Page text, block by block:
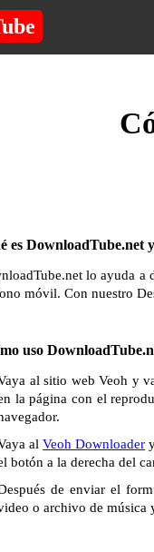
es DownloadTube.net
lo ayuda a
móvil. Con nuestro
uso
al sitio web Veoh y
la página con el
alVeoh Downloader
botón a la derecha del
de enviar el
o archivo de música